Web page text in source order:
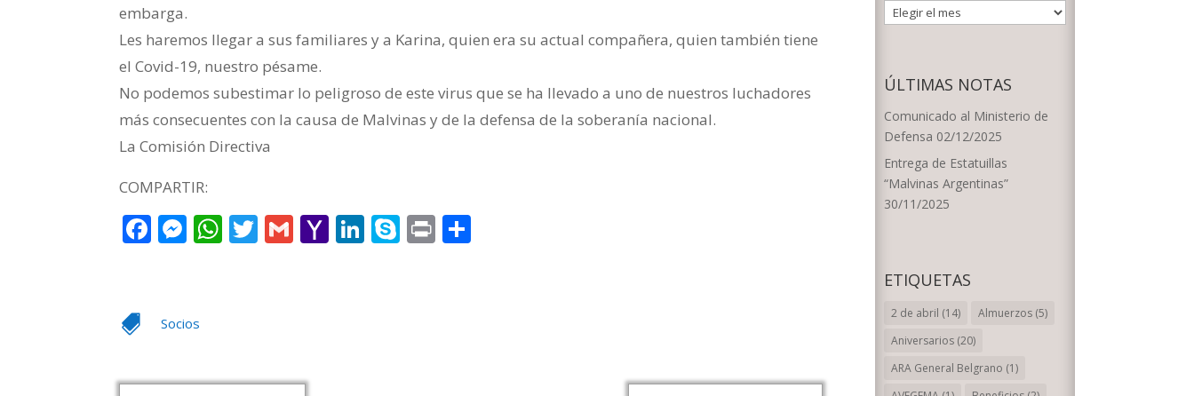
embarga.
Les haremos llegar a sus familiares y a Karina, quien era su actual compañera, quien también tiene
el Covid-19, nuestro pésame.
No podemos subestimar lo peligroso de este virus que se ha llevado a uno de nuestros luchadores
más consecuentes con la causa de Malvinas y de la defensa de la soberanía nacional.
La Comisión Directiva
COMPARTIR:
Facebook
Messenger
WhatsApp
Twitter
GmailYahoo
LinkedIn
Skype
Print
 Socios
ARCHIVOS
POR
ÚLTIMAS NOTAS
Comunicado al Ministerio de
Defensa 02/12/2025
Entrega de Estatuillas
“Malvinas Argentinas”
30/11/2025
ETIQUETAS
2 de abril (14) Almuerzos (5)
Aniversarios (20)
ARA General Belgrano (1)